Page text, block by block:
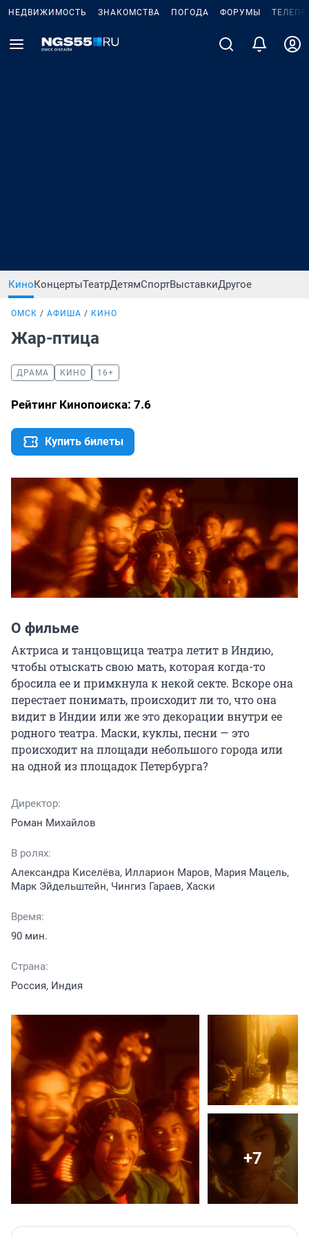
НЕДВИЖИМОСТЬ ЗНАКОМСТВА ПОГОДА ФОРУМЫ
КиноКонцертыТеатрДетямСпортВыставкиДругое
ОМСК АФИША КИНО
Жар-птица
ДРАМА КИНО 16+
Рейтинг Кинопоиска: 7.6
Купить билеты
О фильме
Актриса и танцовщица театра летит в Индию,
чтобы отыскать свою мать, которая когда-то
бросила ее и примкнула к некой секте. Вскоре она
перестает понимать, происходит ли то, что она
видит в Индии или же это декорации внутри ее
родного театра. Маски, куклы, песни — это
происходит на площади небольшого города или
на одной из площадок Петербурга?
Директор:
Роман Михайлов
В ролях:
Александра Киселёва, Илларион Маров, Мария Мацель,
Марк Эйдельштейн, Чингиз Гараев, Хаски
Время:
90 мин.
Страна:
Россия, Индия
+7